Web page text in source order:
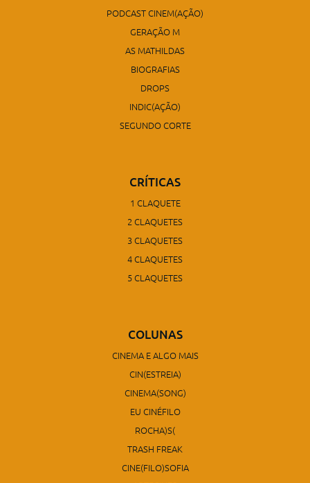
PODCAST CINEM(AÇÃO)
GERAÇÃO M
AS MATHILDAS
BIOGRAFIAS
DROPS
INDIC(AÇÃO)
SEGUNDO CORTE
CRÍTICAS
1 CLAQUETE
2 CLAQUETES
3 CLAQUETES
4 CLAQUETES
5 CLAQUETES
COLUNAS
CINEMA E ALGO MAIS
CIN(ESTREIA)
CINEMA(SONG)
EU CINÉFILO
ROCHA)S(
TRASH FREAK
CINE(FILO)SOFIA